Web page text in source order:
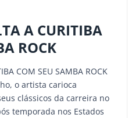
A CURITIBA
ROCK
COM SEU SAMBA ROCK
o artista carioca
clássicos da carreira no
temporada nos Estados